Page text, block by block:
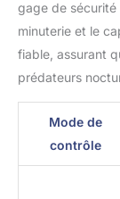
gage de
minuterie et le
fiable, assurant
prédateurs
Mode de
contrôle